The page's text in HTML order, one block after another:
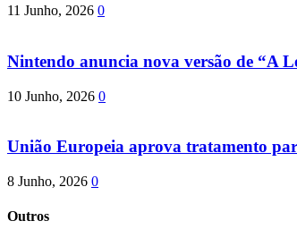
11 Junho, 2026 0
Nintendo anuncia nova versão de “A
10 Junho, 2026 0
União Europeia aprova tratamento
8 Junho, 2026 0
Outros